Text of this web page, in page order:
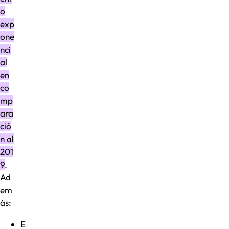
o
exp
one
nci
al
en
co
mp
ara
ció
n al
201
9.
Ad
em
ás:
E